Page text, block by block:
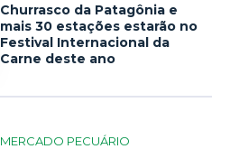
Churrasco da Patagônia e
mais 30 estações estarão no
Festival Internacional da
Carne deste ano
MERCADO PECUÁRIO